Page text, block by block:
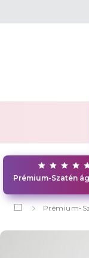
Prémium-Szatén
Prémium-